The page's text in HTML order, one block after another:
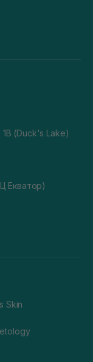
1В (Duck's Lake)
Екватор)
Skin